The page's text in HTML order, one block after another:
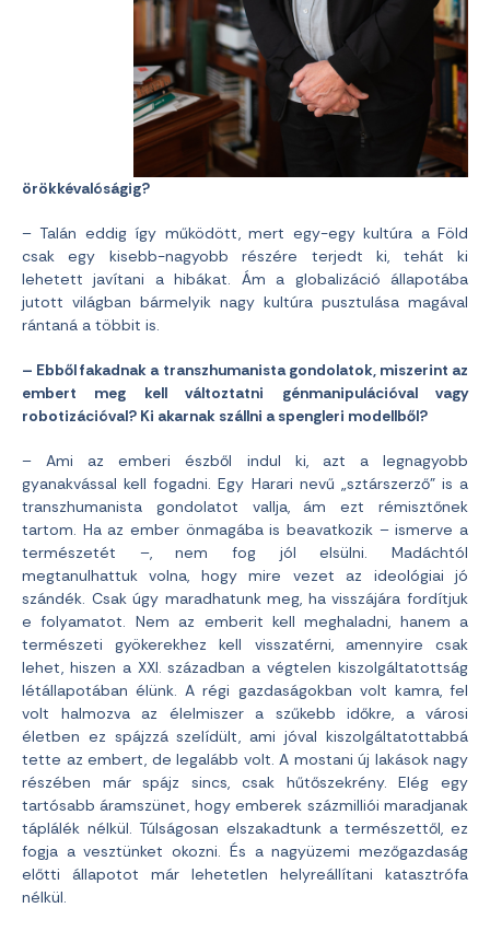
örökkévalóságig?
– Talán eddig így működött, mert egy-egy kultúra a Föld
csak egy kisebb-nagyobb részére terjedt ki, tehát ki
lehetett javítani a hibákat. Ám a globalizáció állapotába
jutott világban bármelyik nagy kultúra pusztulása magával
rántaná a többit is.
– Ebből fakadnak atranszhumanista gondolatok, miszerint az
embert meg kell változtatni génmanipulációval vagy
robotizációval? Ki akarnak szállni a spengleri modellből?
– Ami az emberi észből indul ki, azt a legnagyobb
gyanakvással kell fogadni. Egy Harari nevű „sztárszerző” is a
transzhumanista gondolatot vallja, ám ezt rémisztőnek
tartom. Ha az ember önmagába is beavatkozik – ismerve a
természetét –, nem fog jól elsülni. Madáchtól
megtanulhattuk volna, hogy mire vezet az ideológiai jó
szándék. Csak úgy maradhatunk meg, ha visszájára fordítjuk
e folyamatot. Nem az emberit kell meghaladni, hanem a
természeti gyökerekhez kell visszatérni, amennyire csak
lehet, hiszen a XXI. században a végtelen kiszolgáltatottság
létállapotában élünk. A régi gazdaságokban volt kamra, fel
volt halmozva az élelmiszer a szűkebb időkre, a városi
életben ez spájzzá szelídült, ami jóval kiszolgáltatottabbá
tette az embert, de legalább volt. A mostani új lakások nagy
részében már spájz sincs, csak hűtőszekrény. Elég egy
tartósabb áramszünet, hogy emberek százmilliói maradjanak
táplálék nélkül. Túlságosan elszakadtunk a természettől, ez
fogja a vesztünket okozni. És a nagyüzemi mezőgazdaság
előtti állapotot már lehetetlen helyreállítani katasztrófa
nélkül.